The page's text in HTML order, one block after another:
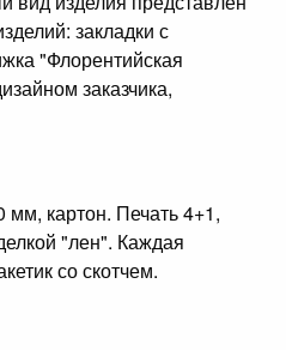
закладки с
"Флорентийская
заказчика,
мм, картон. Печать 4+1,
"лен". Каждая
со скотчем.